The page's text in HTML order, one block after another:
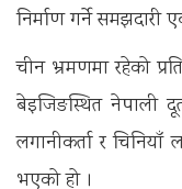
निर्माण गर्ने समझदारी
चीन भ्रमणमा रहेको
बेइजिङस्थित नेपाली
लगानीकर्ता र चिनियाँ
भएको हो ।